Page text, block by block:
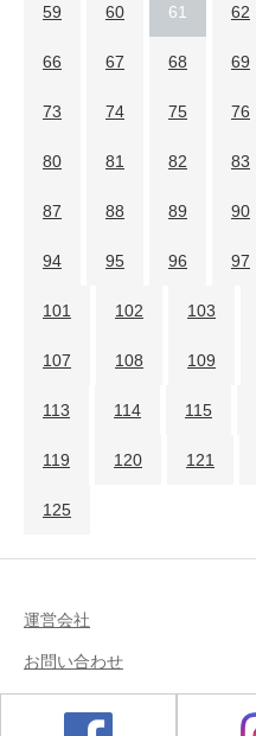
59 60 61 62
66 67 68 69
73 74 75 76
80 81 82 83
87 88 89 90
94 95 96 97
101 102 103
107 108 109
113 114 115
119 120 121
125
運営会社
お問い合わせ